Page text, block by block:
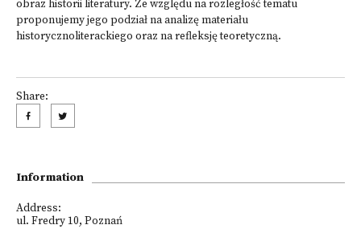
obraz historii literatury. Ze względu na rozległość tematu
proponujemy jego podział na analizę materiału
historycznoliterackiego oraz na refleksję teoretyczną.
Share:
Information
Address:
ul. Fredry 10, Poznań